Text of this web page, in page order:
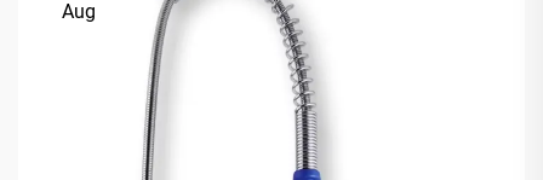
Aug